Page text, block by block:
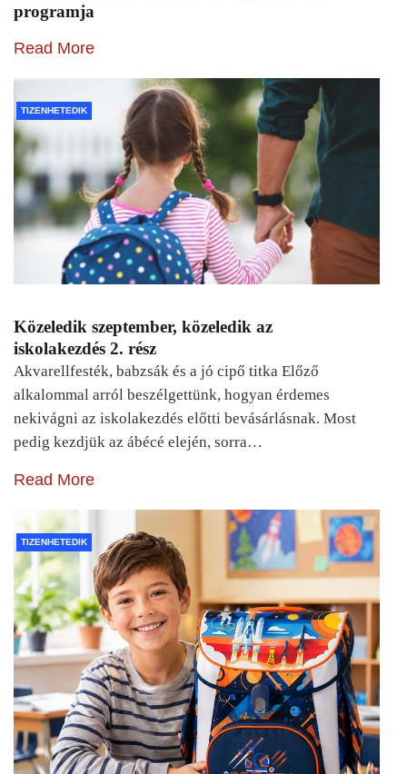
programja
Read More
TIZENHETEDIK
Közeledik szeptember, közeledik az
iskolakezdés 2. rész
Akvarellfesték, babzsák és a jó cipő titka Előző
alkalommal arról beszélgettünk, hogyan érdemes
nekivágni az iskolakezdés előtti bevásárlásnak. Most
pedig kezdjük az ábécé elején, sorra…
Read More
TIZENHETEDIK